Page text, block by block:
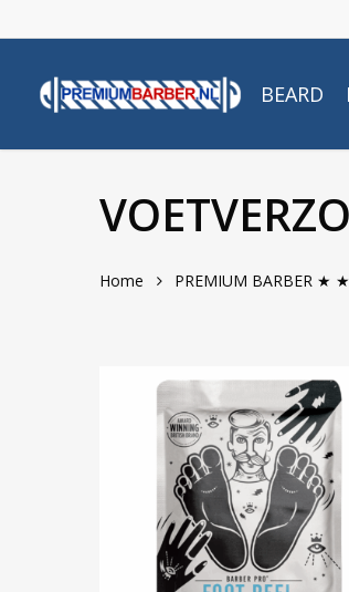
to
content
BEARD
Home PREMIUM BARBER ★